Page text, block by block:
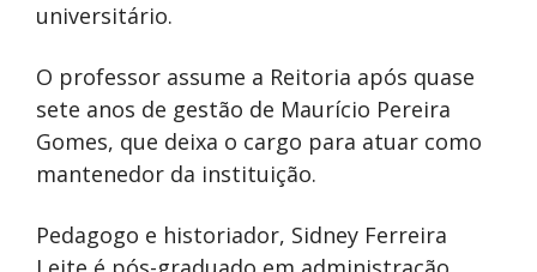
universitário.
O professor assume a Reitoria após quase
sete anos de gestão de Maurício Pereira
Gomes, que deixa o cargo para atuar como
mantenedor da instituição.
Pedagogo e historiador, Sidney Ferreira